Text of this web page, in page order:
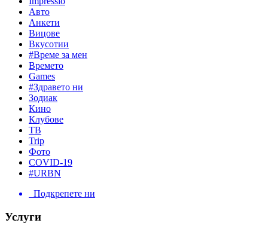
Авто
Анкети
Вицове
Вкусотии
#Време за мен
Времето
Games
#Здравето ни
Зодиак
Кино
Клубове
ТВ
Trip
Фото
COVID-19
#URBN
Подкрепете ни
Услуги